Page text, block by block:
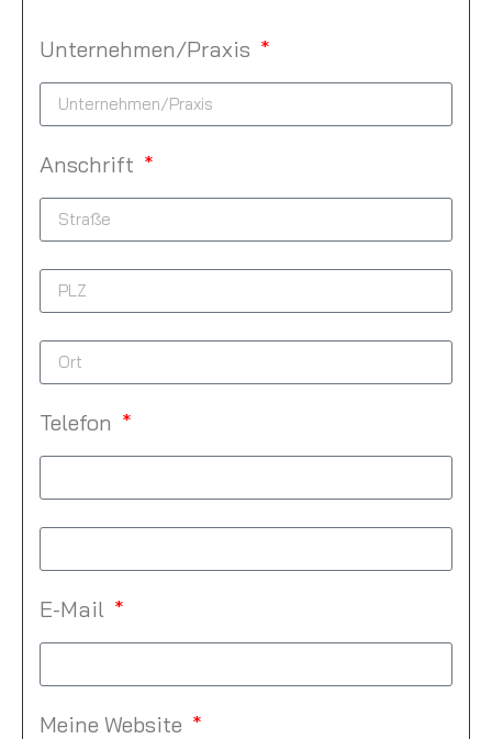
Unternehmen/Praxis
Anschrift
Telefon
E-Mail
Meine Website